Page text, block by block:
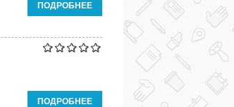
ПОДРОБНЕЕ
ПОДРОБНЕЕ